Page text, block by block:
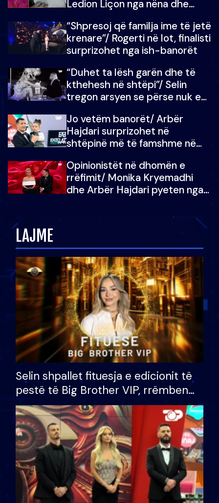
Ledion Liçon nga nëna dhe
mban dot lotët: Nuk meritoj…
“Shpresoj që familja ime të jetë
krenare”/ Rogerti në lot, finalisti
surprizohet nga ish-banorët
“Duhet ta lësh garën dhe të
kthehesh në shtëpi”/ Selin
tregon arsyen se përse nuk e
çoja luftën time deri në fund
Jo vetëm banorët/ Arbër
Hajdari surprizohet në
shtëpinë më të famshme në
vajzën e tij
Opinionistët në dhomën e
rrëfimit/ Monika Kryemadhi
dhe Arbër Hajdari pyeten nga
zëvendësonit njëri-tjetrin?
LAJME
Selin shpallet fituesja e edicionit të
pestë të Big Brother VIP, rrëmben
çmimin e madh prej 100 mijë eurosh